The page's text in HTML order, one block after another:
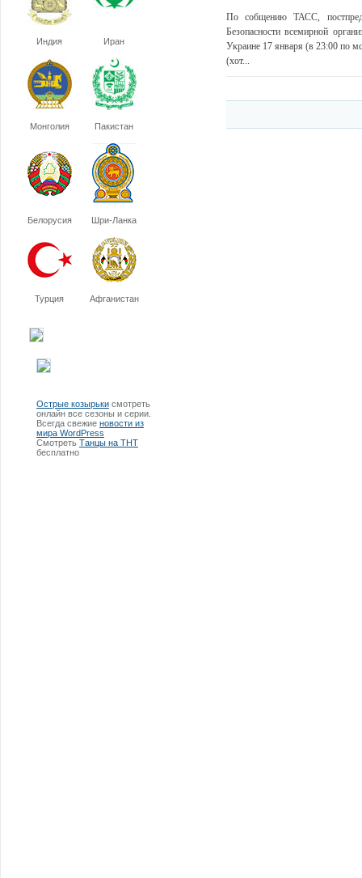
Индия Иран
Монголия Пакистан
Белорусия Шри-Ланка
Турция Афганистан
Острые козырьки смотреть
онлайн все сезоны и серии.
Всегда свежие новости из
мира WordPress
Смотреть Танцы на ТНТ
бесплатно
По собщению ТАСС,
Безопасности всемирной
Украине 17 января (в 23:00 по
(хот...